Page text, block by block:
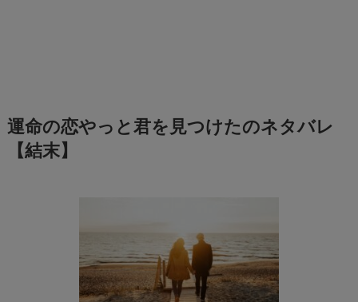
運命の恋やっと君を見つけたのネタバレ
【結末】